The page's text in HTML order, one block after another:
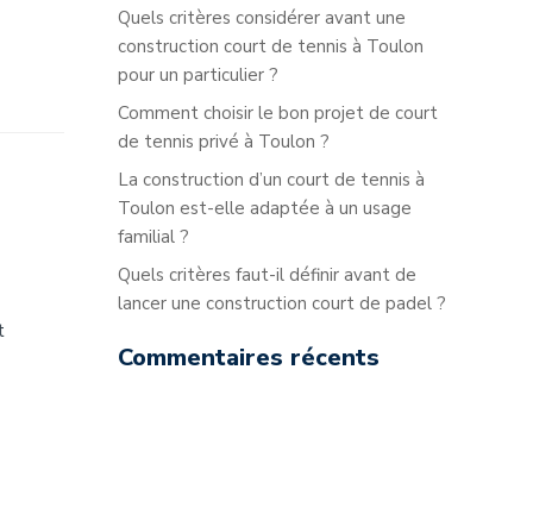
Quels critères considérer avant une
construction court de tennis à Toulon
pour un particulier ?
Comment choisir le bon projet de court
de tennis privé à Toulon ?
La construction d’un court de tennis à
Toulon est-elle adaptée à un usage
familial ?
Quels critères faut-il définir avant de
lancer une construction court de padel ?
Commentaires récents